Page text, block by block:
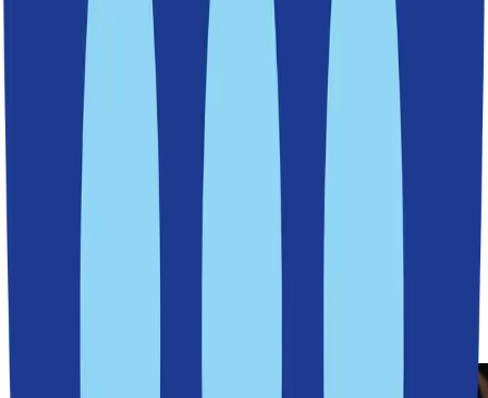
26 maj 2026
Flera steg närmare hiss i Finnboda
27 april 2026
Historiskt steg för Östlig förbindelse –
planeringen kan nu starta
13 april 2026
Ordning och reda när Nacka kommuns
årsbokslut summeras
Ny undersökning: Kraftigt missnöje med Slussens
bussterminal
Allt färre söker ekonomiskt bistånd i Nacka
20 mars 2026
Klotterspanare: så ska klottret minska i Nacka
Kyrkviksparken får ny strandpromenad och fler
Nacka går mot strömmen och toppar flertalet